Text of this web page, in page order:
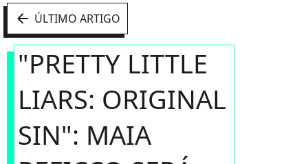
arrow_left ÚLTIMO ARTIGO
"PRETTY LITTLE
LIARS: ORIGINAL
SIN": MAIA